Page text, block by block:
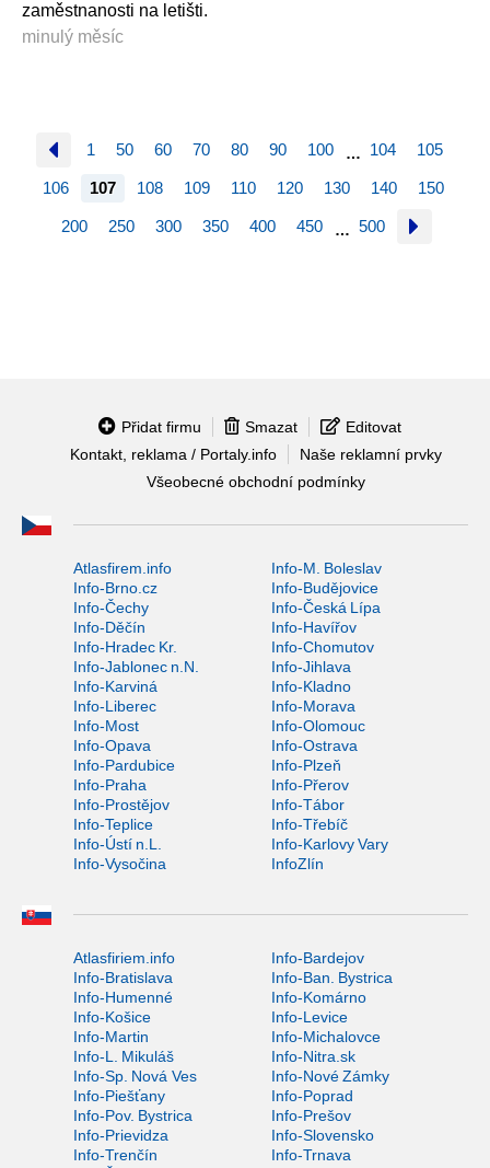
zaměstnanosti na letišti.
minulý měsíc
1 50 60 70 80 90 100 … 104 105
106 107 108 109 110 120 130 140 150
200 250 300 350 400 450 … 500
Přidat firmu Smazat
Editovat
Kontakt, reklama / Portaly.info
Naše reklamní prvky
Všeobecné obchodní podmínky
Atlasfirem.info
Info-M. Boleslav
Info-Brno.cz
Info-Budějovice
Info-Čechy
Info-Česká Lípa
Info-Děčín
Info-Havířov
Info-Hradec Kr.
Info-Chomutov
Info-Jablonec n.N.
Info-Jihlava
Info-Karviná
Info-Kladno
Info-Liberec
Info-Morava
Info-Most
Info-Olomouc
Info-Opava
Info-Ostrava
Info-Pardubice
Info-Plzeň
Info-Praha
Info-Přerov
Info-Prostějov
Info-Tábor
Info-Teplice
Info-Třebíč
Info-Ústí n.L.
Info-Karlovy Vary
Info-Vysočina
InfoZlín
Atlasfiriem.info
Info-Bardejov
Info-Bratislava
Info-Ban. Bystrica
Info-Humenné
Info-Komárno
Info-Košice
Info-Levice
Info-Martin
Info-Michalovce
Info-L. Mikuláš
Info-Nitra.sk
Info-Sp. Nová Ves
Info-Nové Zámky
Info-Piešťany
Info-Poprad
Info-Pov. Bystrica
Info-Prešov
Info-Prievidza
Info-Slovensko
Info-Trenčín
Info-Trnava